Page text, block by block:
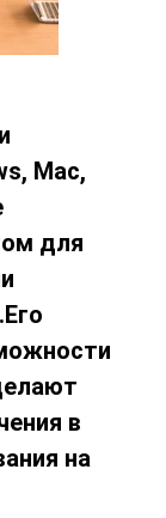
Mac,
для
в
на